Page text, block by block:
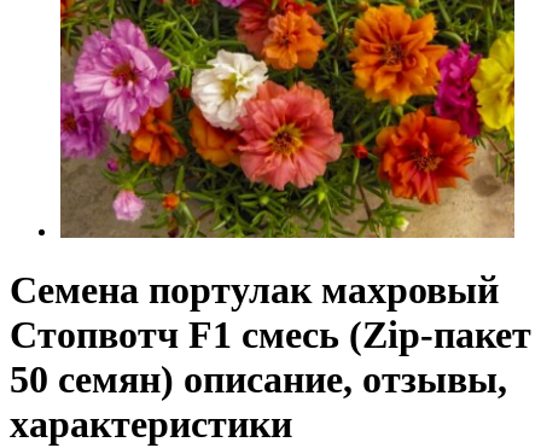
Семена портулак махровый
Стопвотч F1 смесь (Zip-пакет
50 семян) описание, отзывы,
характеристики